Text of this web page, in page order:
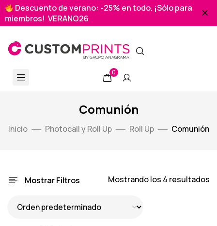
Descuento de verano: -25% en todo. ¡Sólo para
miembros! VERANO26
0
Comunión
Inicio Photocall y Roll Up Roll Up Comunión
Mostrar Filtros Mostrando los 4 resultados